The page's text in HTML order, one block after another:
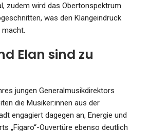
zudem wird das Obertonspektrum
was den Klangeindruck
Elan sind zu
jungen Generalmusikdirektors
die Musiker:innen aus der
engagiert dagegen an, Energie und
„Figaro“-Ouvertüre ebenso deutlich